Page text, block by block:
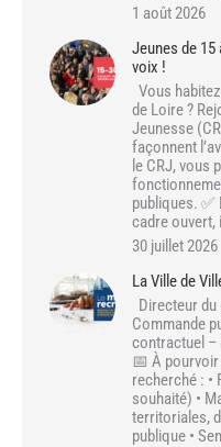
1 août 2026
Jeunes de
voix !
Vous
de Loire ?
Jeunesse
façonnent
le CRJ, vous
publiques. ✅
cadre
30 juillet 2026
La Ville de
Directeur
Commande
contractuel –
📅 À
recherché : •
souhaité) •
territoriales,
publique •